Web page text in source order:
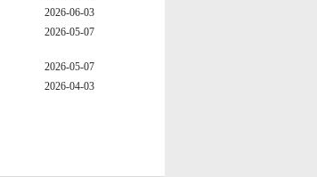
2026-06-03
2026-05-07
2026-05-07
2026-04-03